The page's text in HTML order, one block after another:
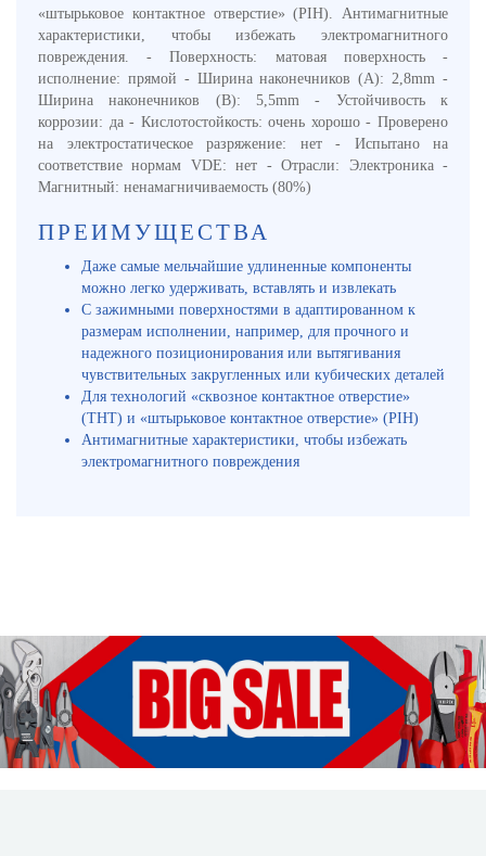
«штырьковое контактное отверстие» (PIH). Антимагнитные
характеристики, чтобы избежать электромагнитного
повреждения. - Поверхность: матовая поверхность -
исполнение: прямой - Ширина наконечников (A): 2,8mm -
Ширина наконечников (B): 5,5mm - Устойчивость к
коррозии: да - Кислотостойкость: очень хорошо - Проверено
на электростатическое разряжение: нет - Испытано на
соответствие нормам VDE: нет - Отрасли: Электроника -
Магнитный: ненамагничиваемость (80%)
ПРЕИМУЩЕСТВА
Даже самые мельчайшие удлиненные компоненты
можно легко удерживать, вставлять и извлекать
С зажимными поверхностями в адаптированном к
размерам исполнении, например, для прочного и
надежного позиционирования или вытягивания
чувствительных закругленных или кубических деталей
Для технологий «сквозное контактное отверстие»
(THT) и «штырьковое контактное отверстие» (PIH)
Антимагнитные характеристики, чтобы избежать
электромагнитного повреждения